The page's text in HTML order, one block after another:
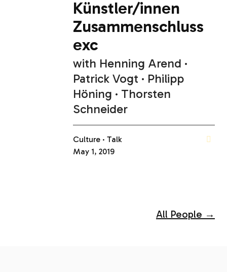
Künstler/innen
Zusammenschluss
exc
with Henning Arend
Patrick Vogt
Philipp
Höning
Thorsten
Schneider
Culture
Talk
May 1, 2019
All People →